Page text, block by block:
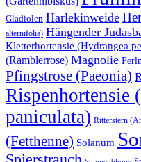
Gladiolen Harlekinweide
alternifolia) Hängender
Kletterhortensie (Hydrangea
(Ramblerrose) Magnolie
Pfingstrose (Paeonia)
Rispenhortensie
paniculata) Ritterstern
(Fetthenne) Solanum